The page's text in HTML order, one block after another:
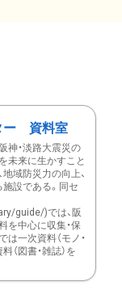
ー 資料室
神・淡路大震災の
未来に生かすこと
地域防災力の向上、
設である。同セ
guide/)では、阪
を中心に収集・保
は一次資料（モノ・
（図書・雑誌）を